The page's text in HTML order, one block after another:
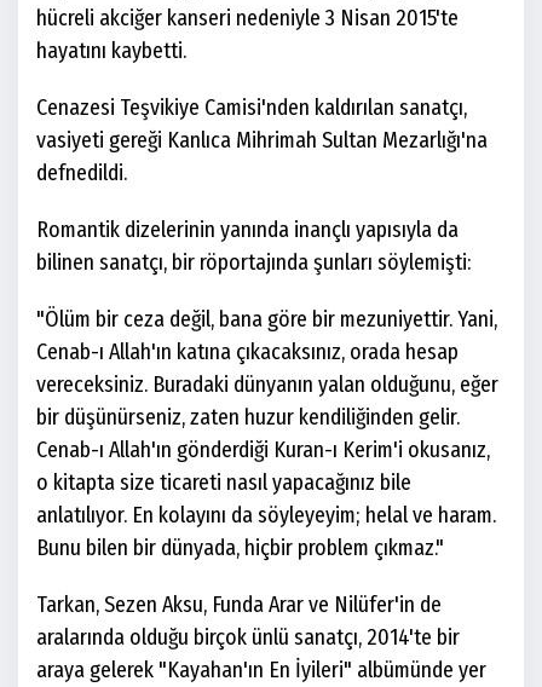
hücreli akciğer kanseri nedeniyle 3 Nisan 2015'te
hayatını kaybetti.
Cenazesi Teşvikiye Camisi'nden kaldırılan sanatçı,
vasiyeti gereği Kanlıca Mihrimah Sultan Mezarlığı'na
defnedildi.
Romantik dizelerinin yanında inançlı yapısıyla da
bilinen sanatçı, bir röportajında şunları söylemişti:
"Ölüm bir ceza değil, bana göre bir mezuniyettir. Yani,
Cenab-ı Allah'ın katına çıkacaksınız, orada hesap
vereceksiniz. Buradaki dünyanın yalan olduğunu, eğer
bir düşünürseniz, zaten huzur kendiliğinden gelir.
Cenab-ı Allah'ın gönderdiği Kuran-ı Kerim'i okusanız,
o kitapta size ticareti nasıl yapacağınız bile
anlatılıyor. En kolayını da söyleyeyim; helal ve haram.
Bunu bilen bir dünyada, hiçbir problem çıkmaz."
Tarkan, Sezen Aksu, Funda Arar ve Nilüfer'in de
aralarında olduğu birçok ünlü sanatçı, 2014'te bir
araya gelerek "Kayahan'ın En İyileri" albümünde yer